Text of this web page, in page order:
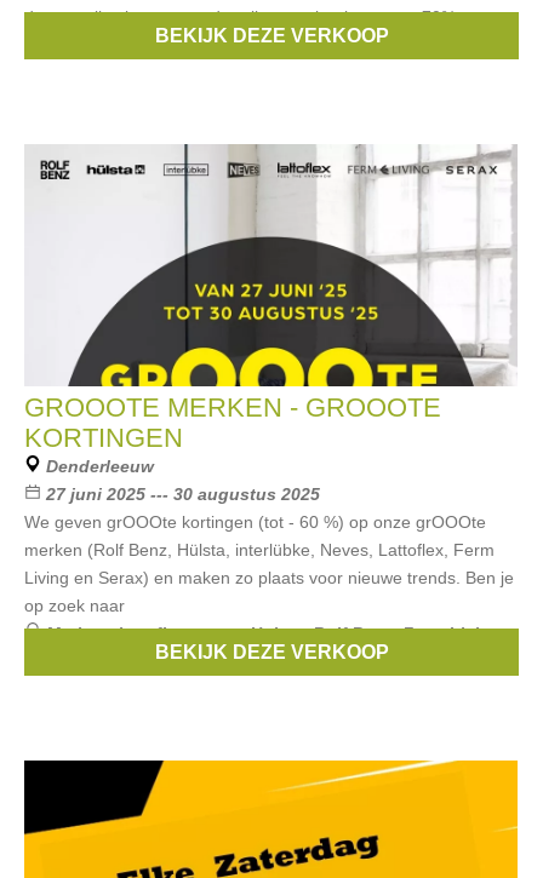
damescollecties aan ronde prijzen en kortingen tot -70%.
BEKIJK DEZE VERKOOP
GROOOTE MERKEN - GROOOTE
KORTINGEN
Denderleeuw
27 juni 2025 --- 30 augustus 2025
We geven grOOOte kortingen (tot - 60 %) op onze grOOOte
merken (Rolf Benz, Hülsta, interlübke, Neves, Lattoflex, Ferm
Living en Serax) en maken zo plaats voor nieuwe trends. Ben je
op zoek naar
Merken:lattoflex,serax,Hulsta,Rolf Benz,Ferm Living,
BEKIJK DEZE VERKOOP